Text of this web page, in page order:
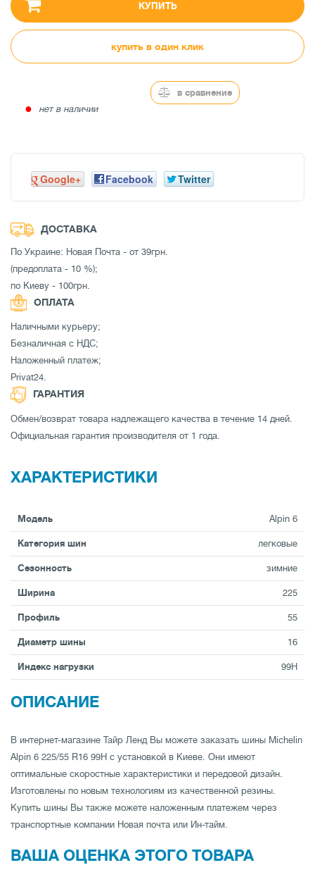
КУПИТЬ
купить в один клик
● нет в наличии
в сравнение
Google+ Facebook Twitter
ДОСТАВКА
По Украине: Новая Почта - от 39грн.
(предоплата - 10 %);
по Киеву - 100грн.
ОПЛАТА
Наличными курьеру;
Безналичная с НДС;
Наложенный платеж;
Privat24.
ГАРАНТИЯ
Обмен/возврат товара надлежащего качества в течение 14 дней.
Официальная гарантия производителя от 1 года.
ХАРАКТЕРИСТИКИ
Модель Alpin 6
Категория шин легковые
Сезонность зимние
Ширина 225
Профиль 55
Диаметр шины 16
Индекс нагрузки 99H
ОПИСАНИЕ
В интернет-магазине Тайр Ленд Вы можете заказать шины Michelin
Alpin 6 225/55 R16 99H с установкой в Киеве. Они имеют
оптимальные скоростные характеристики и передовой дизайн.
Изготовлены по новым технологиям из качественной резины.
Купить шины Вы также можете наложенным платежем через
транспортные компании Новая почта или Ин-тайм.
ВАША ОЦЕНКА ЭТОГО ТОВАРА